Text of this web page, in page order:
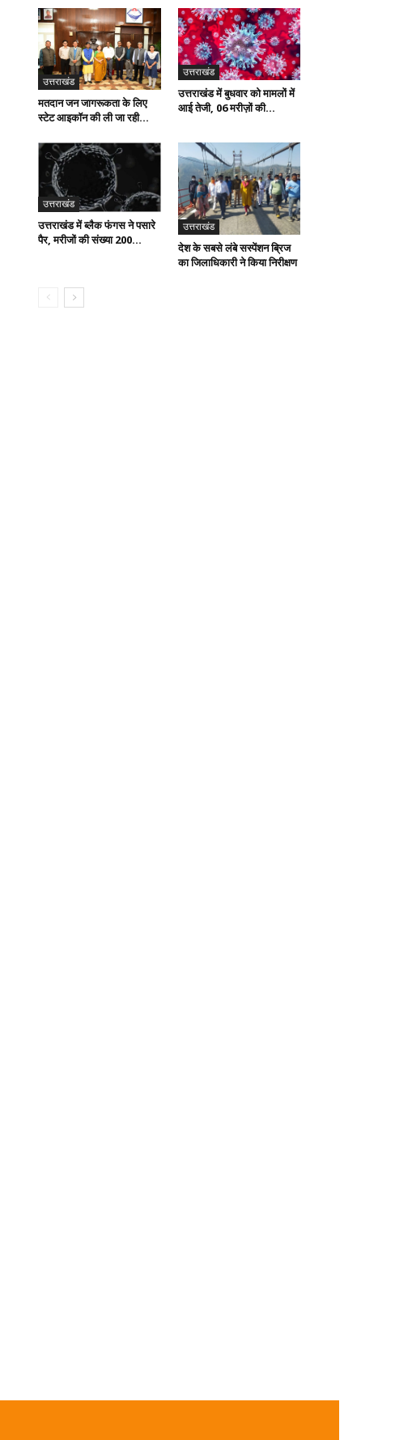
उत्तराखंड
मतदान जन जागरूकता के लिए
स्टेट आइकॉन की ली जा रही...
उत्तराखंड
उत्तराखंड में बुधवार को मामलों में
आई तेजी, 06 मरीज़ों की...
उत्तराखंड
उत्तराखंड में ब्लैक फंगस ने पसारे
पैर, मरीजों की संख्या 200...
उत्तराखंड
देश के सबसे लंबे सस्पेंशन ब्रिज
का जिलाधिकारी ने किया निरीक्षण